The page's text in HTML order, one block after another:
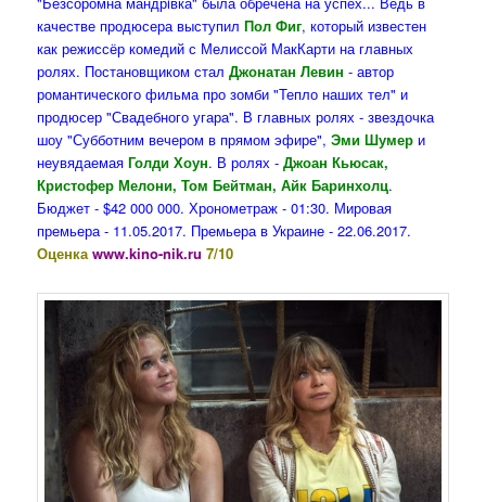
качестве продюсера выступилПол Фиг, который известен
как режиссёр комедий с Мелиссой МакКарти на главных
ролях. Постановщиком сталДжонатан Левин - автор
романтического фильма про зомби "Тепло наших тел" и
продюсер "Свадебного угара". В главных ролях - звездочка
шоу "Субботним вечером в прямом эфире",Эми Шумер и
неувядаемая Голди Хоун. В ролях -Джоан Кьюсак,
Кристофер Мелони, Том Бейтман, Айк Баринхолц.
Бюджет - $42 000 000. Хронометраж - 01:30. Мировая
премьера - 11.05.2017. Премьера в Украине - 22.06.2017.
Оценкаwww.kino-nik.ru 7/10